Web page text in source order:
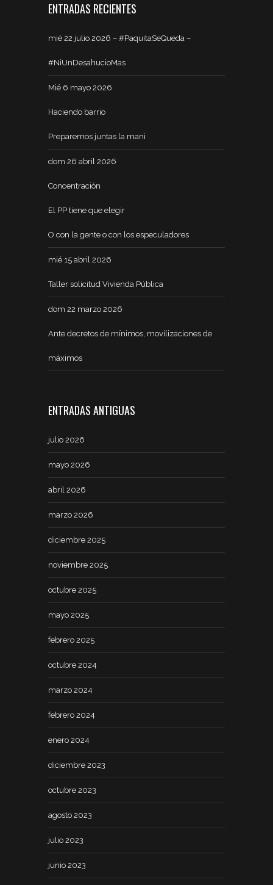
ENTRADAS RECIENTES
mié 22 julio 2026 – #PaquitaSeQueda –
#NiUnDesahucioMas
Mié 6 mayo 2026
Haciendo barrio
Preparemos juntas la mani
dom 26 abril 2026
Concentración
El PP tiene que elegir
O con la gente o con los especuladores
mié 15 abril 2026
Taller solicitud Vivienda Pública
dom 22 marzo 2026
Ante decretos de mínimos, movilizaciones de
máximos
ENTRADAS ANTIGUAS
julio 2026
mayo 2026
abril 2026
marzo 2026
diciembre 2025
noviembre 2025
octubre 2025
mayo 2025
febrero 2025
octubre 2024
marzo 2024
febrero 2024
enero 2024
diciembre 2023
octubre 2023
agosto 2023
julio 2023
junio 2023